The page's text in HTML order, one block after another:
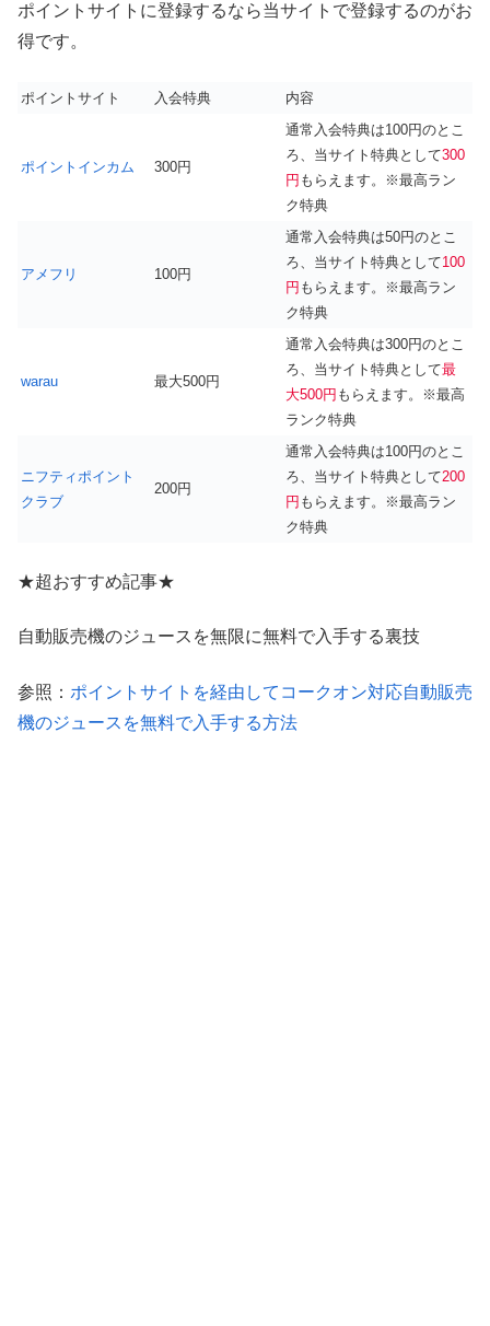
ポイントサイトに登録するなら当サイトで登録するのがお
得です。
ポイントサイト 入会特典 内容
ポイントインカム 300円
通常入会特典は100円のとこ
ろ、当サイト特典として300
円 もらえます。※最高ラン
ク特典
アメフリ 100円
通常入会特典は50円のとこ
ろ、当サイト特典として100
円 もらえます。※最高ラン
ク特典
warau 最大500円
通常入会特典は300円のとこ
ろ、当サイト特典として最
大500円 もらえます。※最高
ランク特典
ニフティポイント
クラブ
200円
通常入会特典は100円のとこ
ろ、当サイト特典として200
円 もらえます。※最高ラン
ク特典
★超おすすめ記事★
自動販売機のジュースを無限に無料で入手する裏技
参照： ポイントサイトを経由してコークオン対応自動販売
機のジュースを無料で入手する方法